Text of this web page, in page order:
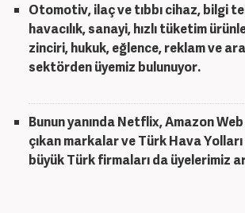
Otomotiv, ilaç ve tıbbı cihaz, bilgi
havacılık, sanayi, hızlı tüketim
zinciri, hukuk, eğlence, reklam ve
sektörden üyemiz bulunuyor.
Bunun yanında Netflix, Amazon
çıkan markalar ve Türk Hava
büyük Türk firmaları da üyelerimiz